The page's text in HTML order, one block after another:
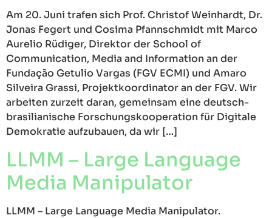
Am 20. Juni trafen sich Prof. Christof Weinhardt, Dr.
Jonas Fegert und Cosima Pfannschmidt mit Marco
Aurelio Rüdiger, Direktor der School of
Communication, Media and Information an der
Fundação Getulio Vargas (FGV ECMI) und Amaro
Silveira Grassi, Projektkoordinator an der FGV. Wir
arbeiten zurzeit daran, gemeinsam eine deutsch-
brasilianische Forschungskooperation für Digitale
Demokratie aufzubauen, da wir […]
LLMM – Large Language
Media Manipulator
LLMM – Large Language Media Manipulator.